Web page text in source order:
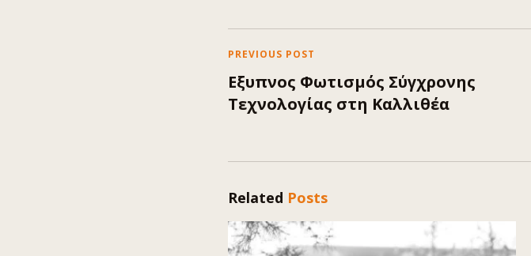
PREVIOUS POST
Εξυπνος Φωτισμός Σύγχρονης
Τεχνολογίας στη Καλλιθέα
Related Posts